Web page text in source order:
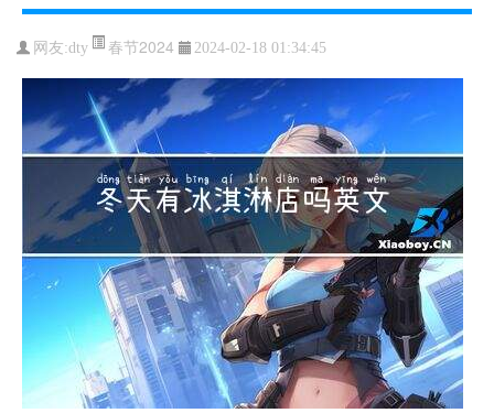
网友:dty 春节2024 2024-02-18 01:34:45